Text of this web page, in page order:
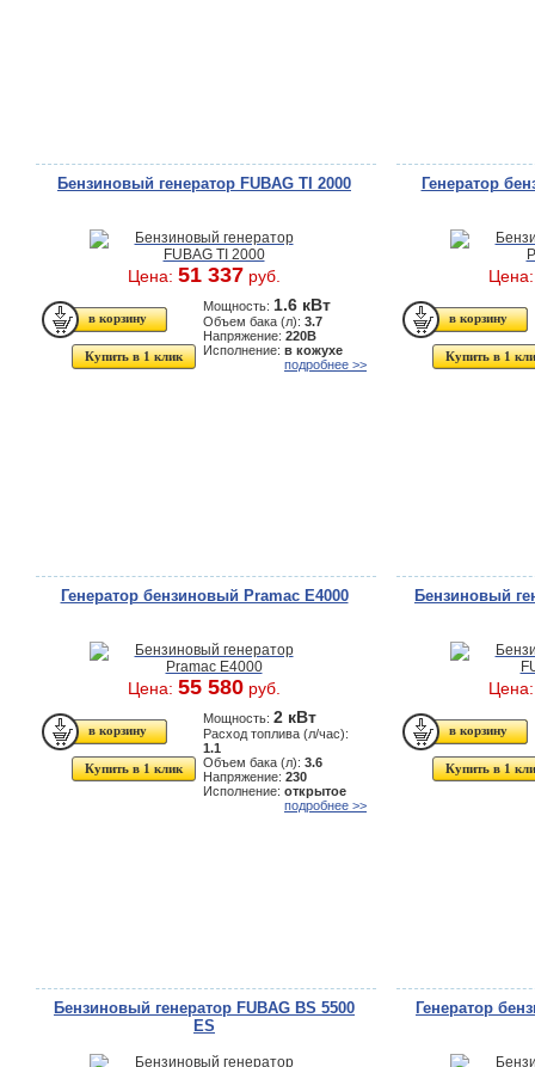
Бензиновый генератор FUBAG TI 2000
Цена: 51 337 руб.
Купить в 1 клик
Мощность: 1.6 кВт
Объем бака (л): 3.7
Напряжение: 220В
Исполнение: в кожухе
подробнее >>
Генератор
Купить в 1
Генератор бензиновый Pramac E4000
Цена: 55 580 руб.
Купить в 1 клик
Мощность: 2 кВт
Расход топлива (л/час):
1.1
Объем бака (л): 3.6
Напряжение: 230
Исполнение: открытое
подробнее >>
Бензиновый
Купить в 1
Бензиновый генератор FUBAG BS 5500
ES
Генератор